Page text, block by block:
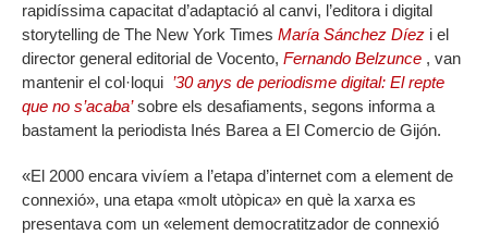
rapidíssima capacitat d’adaptació al canvi, l’editora i digital
storytelling de The New York Times María Sánchez Díez i el
director general editorial de Vocento, Fernando Belzunce , van
mantenir el col·loqui ’30 anys de periodisme digital: El repte
que no s’acaba’sobre els desafiaments, segons informa a
bastament la periodista Inés Barea a El Comercio de Gijón.
«El 2000 encara vivíem a l’etapa d’internet com a element de
connexió», una etapa «molt utòpica» en què la xarxa es
presentava com un «element democratitzador de connexió